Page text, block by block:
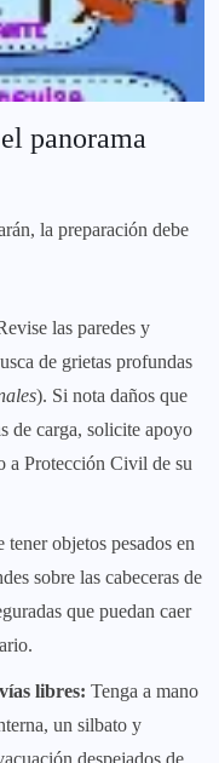
panorama
la preparación debe
las paredes y
de grietas profundas
). Si nota daños que
de carga, solicite apoyo
a Protección Civil de su
tener objetos pesados en
sobre las cabeceras de
que puedan caer
libres: Tenga a mano
un silbato y
despejados de